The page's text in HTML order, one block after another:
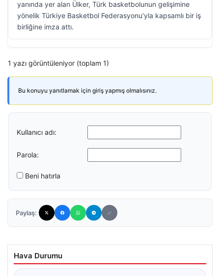
yanında yer alan Ülker, Türk basketbolunun gelişimine
yönelik Türkiye Basketbol Federasyonu’yla kapsamlı bir iş
birliğine imza attı.
1 yazı görüntüleniyor (toplam 1)
Bu konuyu yanıtlamak için giriş yapmış olmalısınız.
Kullanıcı adı:
Parola:
Beni hatırla
Paylaş:
Hava Durumu